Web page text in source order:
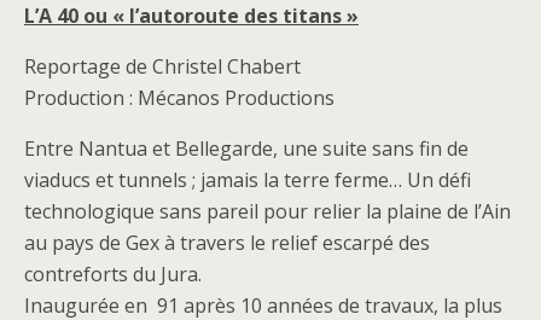
L’A 40 ou « l’autoroute des titans »
Reportage de Christel Chabert
Production : Mécanos Productions
Entre Nantua et Bellegarde, une suite sans fin de
viaducs et tunnels ; jamais la terre ferme… Un défi
technologique sans pareil pour relier la plaine de l’Ain
au pays de Gex à travers le relief escarpé des
contreforts du Jura.
Inaugurée en 91 après 10 années de travaux, la plus